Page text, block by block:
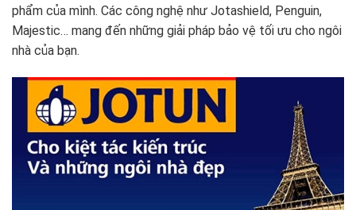
phẩm của mình. Các công nghệ như Jotashield, Penguin,
Majestic… mang đến những giải pháp bảo vệ tối ưu cho ngôi
nhà của bạn.